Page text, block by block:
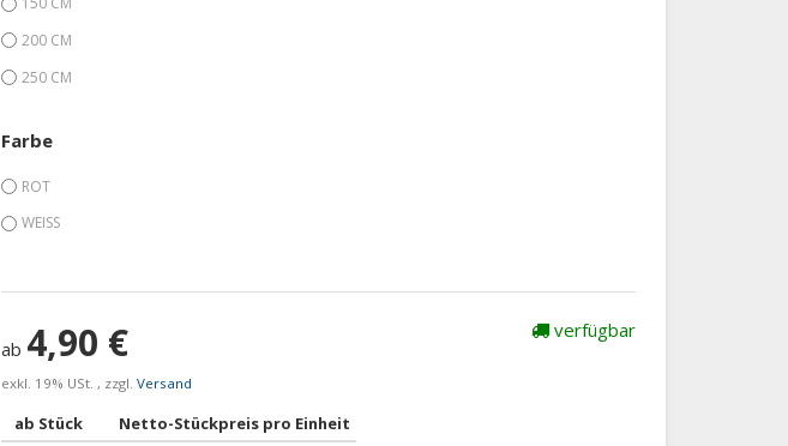
200 CM
250 CM
Farbe
ROT
WEISS
ab 4,90 €
exkl. 19% USt. , zzgl. Versand
ab Stück
Netto-Stückpreis pro Einheit
verfügbar